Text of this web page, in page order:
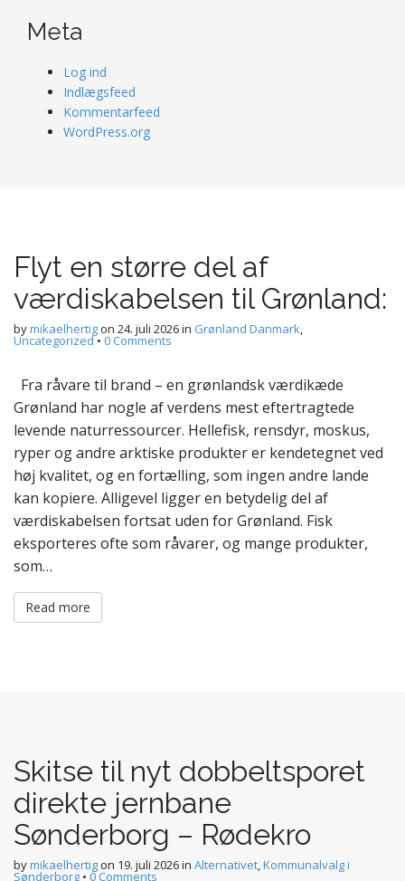
Meta
Log ind
Indlægsfeed
Kommentarfeed
WordPress.org
Flyt en større del af
værdiskabelsen til Grønland:
bymikaelhertigon 24. juli 2026in Grønland Danmark,
Uncategorized• 0 Comments
Fra råvare til brand – en grønlandsk værdikæde
Grønland har nogle af verdens mest eftertragtede
levende naturressourcer. Hellefisk, rensdyr, moskus,
ryper og andre arktiske produkter er kendetegnet ved
høj kvalitet, og en fortælling, som ingen andre lande
kan kopiere. Alligevel ligger en betydelig del af
værdiskabelsen fortsat uden for Grønland. Fisk
eksporteres ofte som råvarer, og mange produkter,
som…
Read more
Skitse til nyt dobbeltsporet
direkte jernbane
Sønderborg – Rødekro
bymikaelhertigon 19. juli 2026in Alternativet,Kommunalvalg i
Sønderborg • 0 Comments